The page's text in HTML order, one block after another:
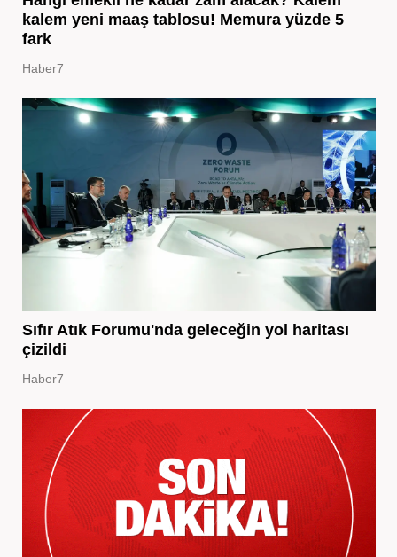
kalem yeni maaş tablosu! Memura yüzde 5
fark
Haber7
Sıfır Atık Forumu'nda geleceğin yol haritası
çizildi
Haber7